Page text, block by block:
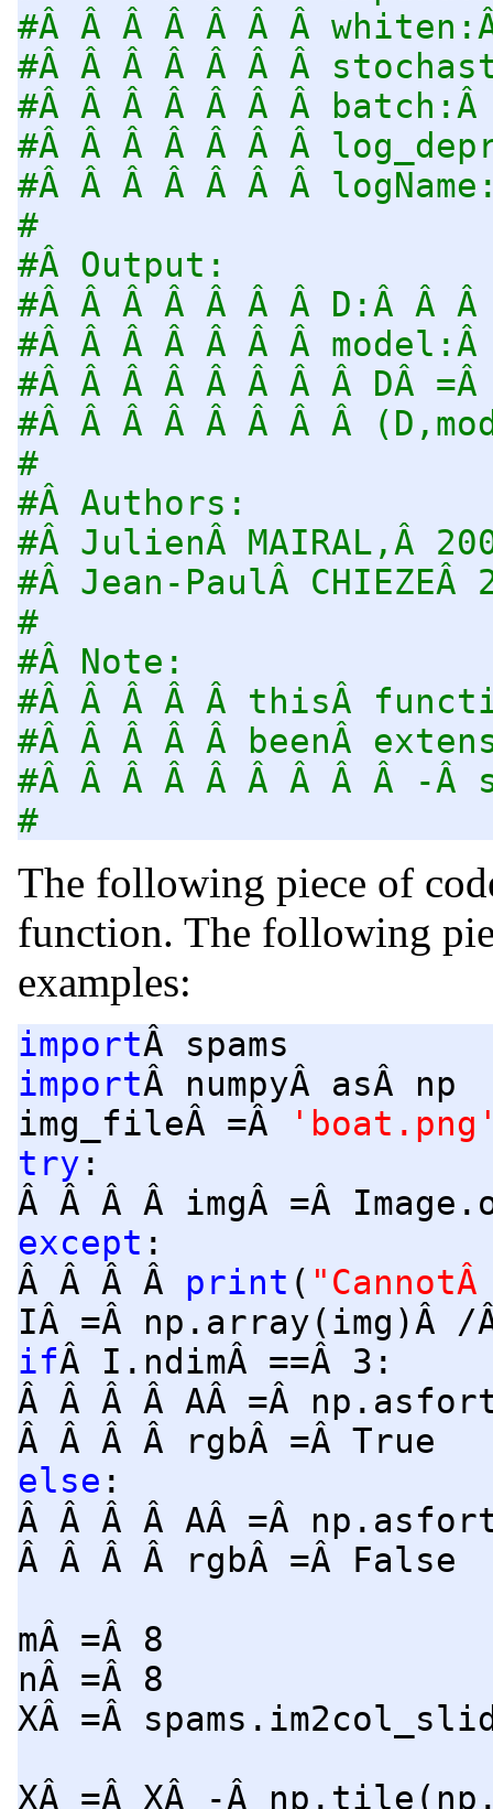
#Â Â Â Â Â Â Â
#Â Â Â Â Â Â Â
#Â Â Â Â Â Â Â
#Â Â Â Â Â Â Â
#Â Â Â Â Â Â Â
#
#Â Output:
#Â Â Â Â Â Â Â D:Â Â
#Â Â Â Â Â Â Â
#Â Â Â Â Â Â Â Â DÂ
#Â Â Â Â Â Â Â Â
#
#Â Authors:
#Â JulienÂ MAIRAL,Â
#Â Jean-PaulÂ
#
#Â Note:
#Â Â Â Â Â thisÂ
#Â Â Â Â Â beenÂ
#Â Â Â Â Â Â Â Â Â -
#
The following piece of
function. The following
examples:
importÂ spams
importÂ numpyÂ asÂ np
img_fileÂ =Â
try :
Â Â Â Â imgÂ =Â
except :
Â Â Â Â print (
IÂ =Â np.array(img)Â /
ifÂ I.ndimÂ ==Â 3:
Â Â Â Â AÂ =Â
Â Â Â Â rgbÂ =Â True
else :
Â Â Â Â AÂ =Â
Â Â Â Â rgbÂ =Â False
mÂ =Â 8
nÂ =Â 8
XÂ =Â
XÂ =Â XÂ -Â